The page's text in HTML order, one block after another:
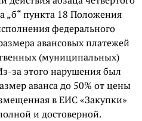
„б“ пункта 18 Положения
федерального
авансовых платежей
(муниципальных)
за этого нарушения был
аванса до 50% от цены
в ЕИС «Закупки»
и достоверной.